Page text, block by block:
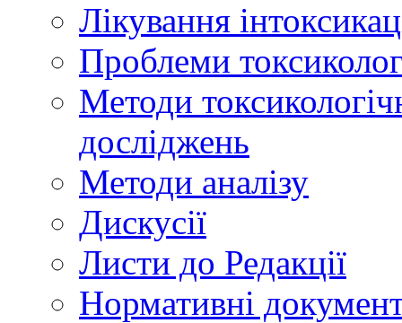
Лікування
Проблеми
Методи
досліджень
Методи аналізу
Дискусії
Листи до Редакції
Нормативні